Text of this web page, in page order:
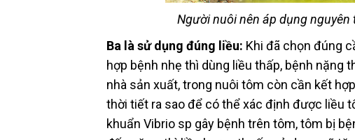
Người nuôi nên áp dụng nguyên
Ba là sử dụng đúng liều: Khi đã chọn đúng
hợp bệnh nhẹ thì dùng liều thấp, bệnh nặng
nhà sản xuất, trong nuôi tôm còn cần kết
thời tiết ra sao để có thể xác định được liều
khuẩn Vibrio sp gây bệnh trên tôm, tôm bị